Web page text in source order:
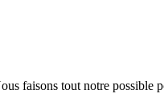
faisons tout notre possible